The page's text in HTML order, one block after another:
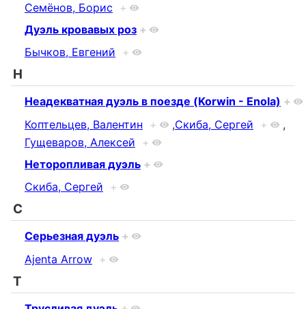
Семёнов, Борис +
Дуэль кровавых роз +
Бычков, Евгений +
Н
Неадекватная дуэль в поезде (Korwin - Enola) +
Коптельцев, Валентин + ,Скиба, Сергей +
,
Гущеваров, Алексей +
Неторопливая дуэль +
Скиба, Сергей +
С
Серьезная дуэль +
Ajenta Arrow +
Т